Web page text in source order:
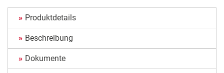
Produktdetails
Beschreibung
Dokumente